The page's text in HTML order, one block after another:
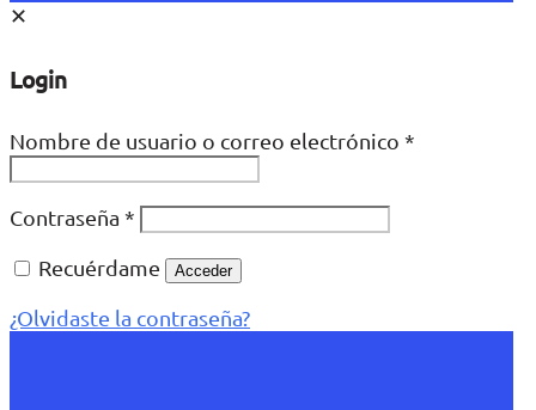
✕
Login
Nombre de usuario o correo electrónico *
Contraseña *
Recuérdame
Acceder
¿Olvidaste la contraseña?